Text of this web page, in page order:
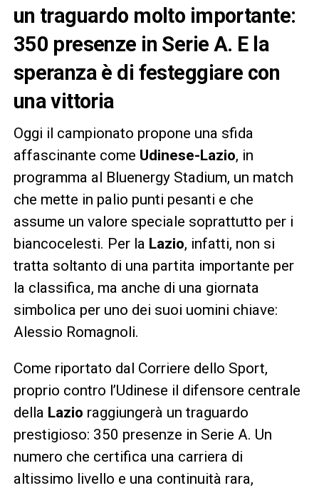
un traguardo molto importante:
350 presenze in Serie A. E la
speranza è di festeggiare con
una vittoria
Oggi il campionato propone una sfida
affascinante come Udinese-Lazio, in
programma al Bluenergy Stadium, un match
che mette in palio punti pesanti e che
assume un valore speciale soprattutto per i
biancocelesti. Per la Lazio, infatti, non si
tratta soltanto di una partita importante per
la classifica, ma anche di una giornata
simbolica per uno dei suoi uomini chiave:
Alessio Romagnoli.
Come riportato dal Corriere dello Sport,
proprio contro l’Udinese il difensore centrale
della Lazio raggiungerà un traguardo
prestigioso: 350 presenze in Serie A. Un
numero che certifica una carriera di
altissimo livello e una continuità rara,